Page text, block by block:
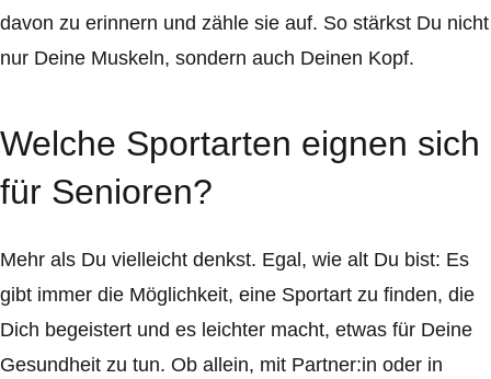
davon zu erinnern und zähle sie auf. So stärkst Du nicht
nur Deine Muskeln, sondern auch Deinen Kopf.
Welche Sportarten eignen sich
für Senioren?
Mehr als Du vielleicht denkst. Egal, wie alt Du bist: Es
gibt immer die Möglichkeit, eine Sportart zu finden, die
Dich begeistert und es leichter macht, etwas für Deine
Gesundheit zu tun. Ob allein, mit Partner:in oder in